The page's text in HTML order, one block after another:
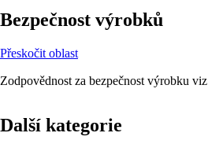
Bezpečnost výrobků
Přeskočit oblast
Zodpovědnost za bezpečnost výrobku viz
Další kategorie